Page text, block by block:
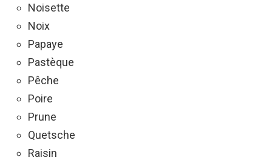
Noisette
Noix
Papaye
Pastèque
Pêche
Poire
Prune
Quetsche
Raisin